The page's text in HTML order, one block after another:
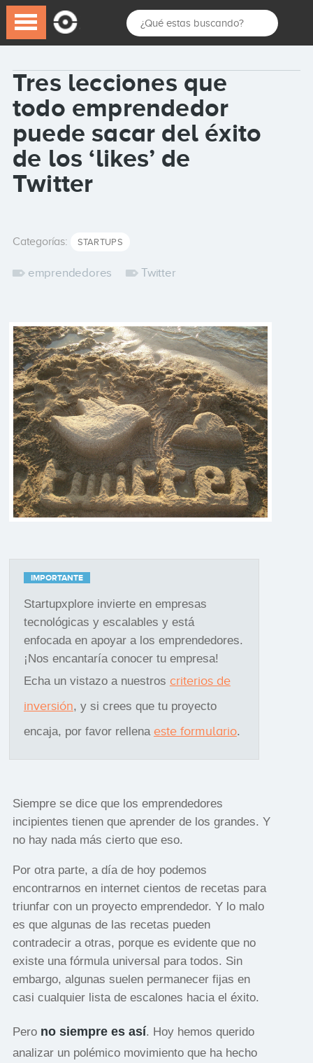
Tres lecciones que
todo emprendedor
puede sacar del éxito
de los ‘likes’ de
Twitter
Categorías: STARTUPS
emprendedores Twitter
IMPORTANTE
Startupxplore invierte en empresas
tecnológicas y escalables y está
enfocada en apoyar a los emprendedores.
¡Nos encantaría conocer tu empresa!
Echa un vistazo a nuestros criterios de
inversión, y si crees que tu proyecto
encaja, por favor rellena este formulario.
Siempre se dice que los emprendedores
incipientes tienen que aprender de los grandes. Y
no hay nada más cierto que eso.
Por otra parte, a día de hoy podemos
encontrarnos en internet cientos de recetas para
triunfar con un proyecto emprendedor. Y lo malo
es que algunas de las recetas pueden
contradecir a otras, porque es evidente que no
existe una fórmula universal para todos. Sin
embargo, algunas suelen permanecer fijas en
casi cualquier lista de escalones hacia el éxito.
Pero no siempre es así. Hoy hemos querido
analizar un polémico movimiento que ha hecho